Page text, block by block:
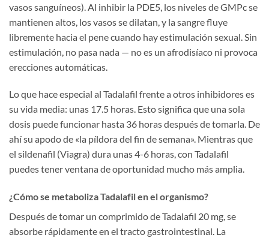
vasos sanguíneos). Al inhibir la PDE5, los niveles de GMPc se
mantienen altos, los vasos se dilatan, y la sangre fluye
libremente hacia el pene cuando hay estimulación sexual. Sin
estimulación, no pasa nada — no es un afrodisíaco ni provoca
erecciones automáticas.
Lo que hace especial al Tadalafil frente a otros inhibidores es
su vida media: unas 17.5 horas. Esto significa que una sola
dosis puede funcionar hasta 36 horas después de tomarla. De
ahí su apodo de «la píldora del fin de semana». Mientras que
el sildenafil (Viagra) dura unas 4-6 horas, con Tadalafil
puedes tener ventana de oportunidad mucho más amplia.
¿Cómo se metaboliza Tadalafil en el organismo?
Después de tomar un comprimido de Tadalafil 20 mg, se
absorbe rápidamente en el tracto gastrointestinal. La